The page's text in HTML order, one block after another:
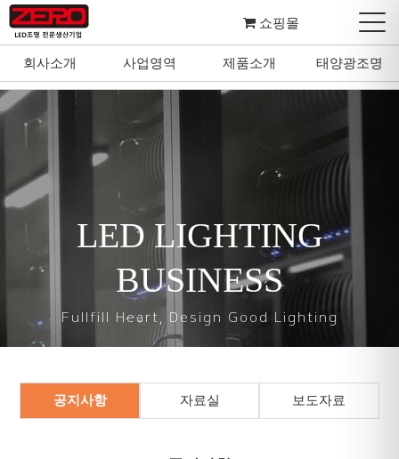
회사소개 사업영역 제품소개 태양광조명
쇼핑몰
회사소개 사업영역 제품소개 태양광조명
LED LIGHTING
BUSINESS
Fullfill Heart, Design Good Lighting
공지사항 자료실 보도자료